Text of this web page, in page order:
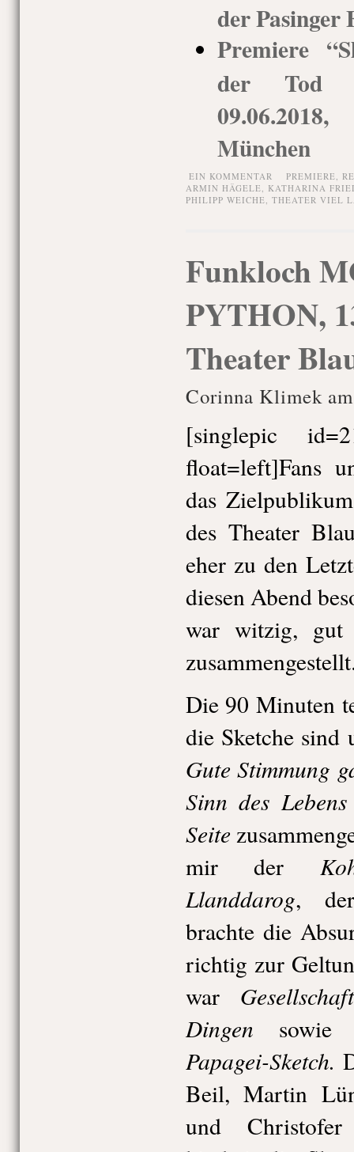
der Pasinger
Premiere
der Tod
München
EIN KOMMENTAR PREMIERE,
ARMIN HÄGELE, KATHARINA
PHILIPP WEICHE, THEATER VIEL
Funkloch
PYTHON,
Theater
Corinna Klimek
[singlepic
float=left]Fans
das
des Theater
eher zu den
diesen Abend
war witzig, gut
Die 90 Minuten
die Sketche sind
Gute Stimmung
Sinn des Lebens
Seite
mir der
Llanddarog,
brachte die
richtig zur
war
Dingen
Papagei-Sketch.
Beil, Martin
und